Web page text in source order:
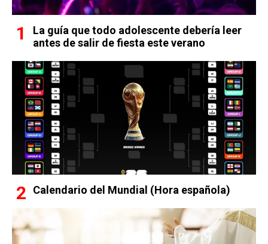
La guía que todo adolescente debería leer
antes de salir de fiesta este verano
Calendario del Mundial (Hora española)